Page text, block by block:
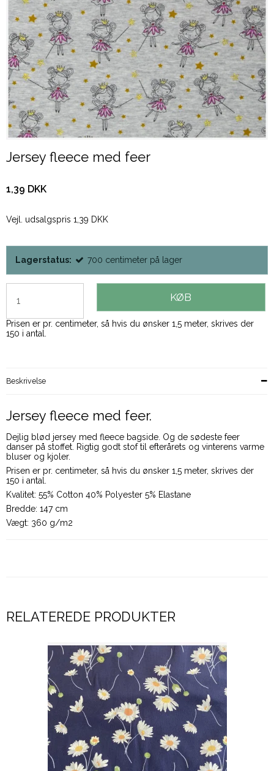
Jersey fleece med feer
1,39 DKK
Vejl. udsalgspris 1,39 DKK
Lagerstatus: 700 centimeter på lager
KØB
Prisen er pr. centimeter, så hvis du ønsker 1,5 meter, skrives der
150 i antal.
Beskrivelse
Jersey fleece med feer.
Dejlig blød jersey med fleece bagside. Og de sødeste feer
danser på stoffet. Rigtig godt stof til efterårets og vinterens varme
bluser og kjoler.
Prisen er pr. centimeter, så hvis du ønsker 1,5 meter, skrives der
150 i antal.
Kvalitet: 55% Cotton 40% Polyester 5% Elastane
Bredde: 147 cm
Vægt: 360 g/m2
RELATEREDE PRODUKTER